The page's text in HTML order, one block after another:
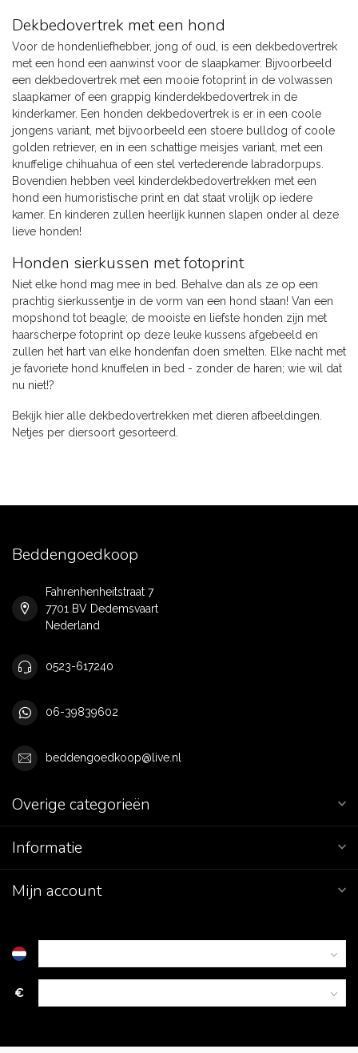
Dekbedovertrek met een hond
Voor de hondenliefhebber, jong of oud, is een dekbedovertrek
met een hond een aanwinst voor de slaapkamer. Bijvoorbeeld
een dekbedovertrek met een mooie fotoprint in de volwassen
slaapkamer of een grappig kinderdekbedovertrek in de
kinderkamer. Een honden dekbedovertrek is er in een coole
jongens variant, met bijvoorbeeld een stoere bulldog of coole
golden retriever, en in een schattige meisjes variant, met een
knuffelige chihuahua of een stel vertederende labradorpups.
Bovendien hebben veel kinderdekbedovertrekken met een
hond een humoristische print en dat staat vrolijk op iedere
kamer. En kinderen zullen heerlijk kunnen slapen onder al deze
lieve honden!
Honden sierkussen met fotoprint
Niet elke hond mag mee in bed. Behalve dan als ze op een
prachtig sierkussentje in de vorm van een hond staan! Van een
mopshond tot beagle; de mooiste en liefste honden zijn met
haarscherpe fotoprint op deze leuke kussens afgebeeld en
zullen het hart van elke hondenfan doen smelten. Elke nacht met
je favoriete hond knuffelen in bed - zonder de haren; wie wil dat
nu niet!?
Bekijk hier alle dekbedovertrekken met dieren afbeeldingen.
Netjes per diersoort gesorteerd.
Beddengoedkoop
Fahrenhenheitstraat 7
7701 BV Dedemsvaart
Nederland
0523-617240
06-39839602
beddengoedkoop@live.nl
Overige categorieën
Informatie
Mijn account
€